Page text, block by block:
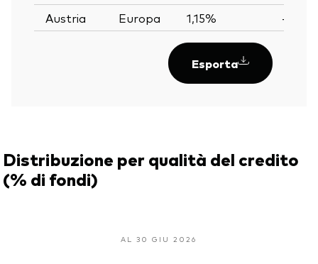
Austria
Europa 1,15% —
Esporta
Distribuzione per qualità del credito
(% di fondi)
AL 30 GIU 2026